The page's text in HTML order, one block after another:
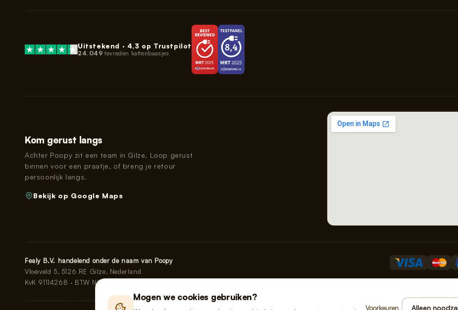
Uitstekend · 4,3 op Trustpilot
24.049 tevreden kattenbaasjes
Kom gerust langs
Achter Poopy zit een team in Gilze. Loop gerust
binnen voor een praatje, of breng je retour
persoonlijk langs.
Bekijk op Google Maps
Fealy B.V. handelend onder de naam van Poopy
Vloeiveld 5, 5126 RE Gilze, Nederland
KvK 91114268 · BTW NL865555667B01
Mogen we cookies gebruiken?
Voorkeuren Alleen